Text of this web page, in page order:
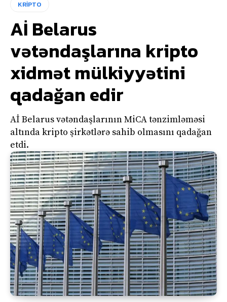
KRİPTO
Aİ Belarus
vətəndaşlarına kripto
xidmət mülkiyyətini
qadağan edir
Aİ Belarus vətəndaşlarının MiCA tənzimləməsi
altında kripto şirkətlərə sahib olmasını qadağan
etdi.